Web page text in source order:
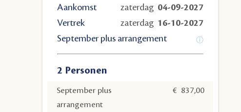
Aankomst zaterdag 04-09-2027
Vertrek
zaterdag 16-10-2027
September plus arrangement
2 Personen
September plus
arrangement
€ 837,00